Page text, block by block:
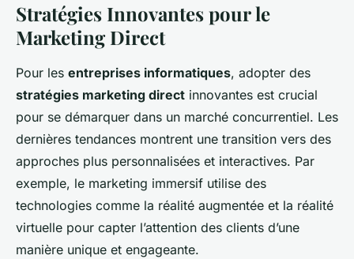
Maximisez l'Impact de Votre
Marketing Direct : Stratégies
Innovantes pour les
Entreprises Informatiques
Romy • 24 avril 2025
Stratégies Innovantes pour le
Marketing Direct
Pour les entreprises informatiques, adopter des
stratégies marketing direct innovantes est crucial
pour se démarquer dans un marché concurrentiel. Les
dernières tendances montrent une transition vers des
approches plus personnalisées et interactives. Par
exemple, le marketing immersif utilise des
technologies comme la réalité augmentée et la réalité
virtuelle pour capter l’attention des clients d’une
manière unique et engageante.